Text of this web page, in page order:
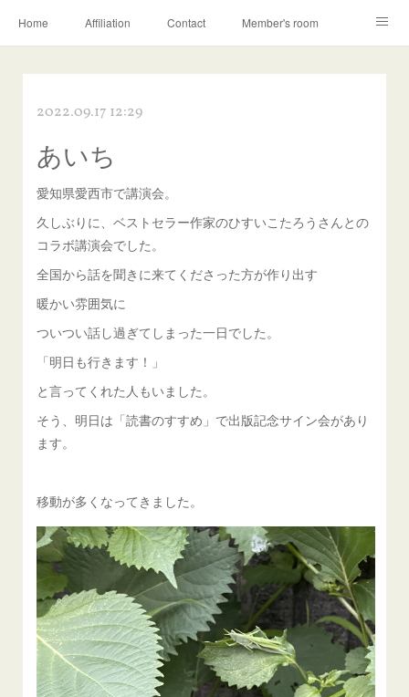
Home Affiliation Contact Member's room
2022.09.17 12:29
あいち
愛知県愛西市で講演会。
久しぶりに、ベストセラー作家のひすいこたろうさんとの
コラボ講演会でした。
全国から話を聞きに来てくださった方が作り出す
暖かい雰囲気に
ついつい話し過ぎてしまった一日でした。
「明日も行きます！」
と言ってくれた人もいました。
そう、明日は「読書のすすめ」で出版記念サイン会があり
ます。
移動が多くなってきました。